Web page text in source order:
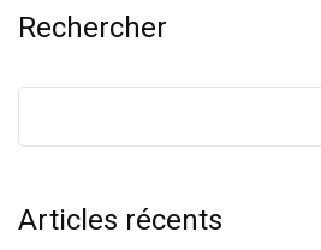
Rechercher
Articles récents